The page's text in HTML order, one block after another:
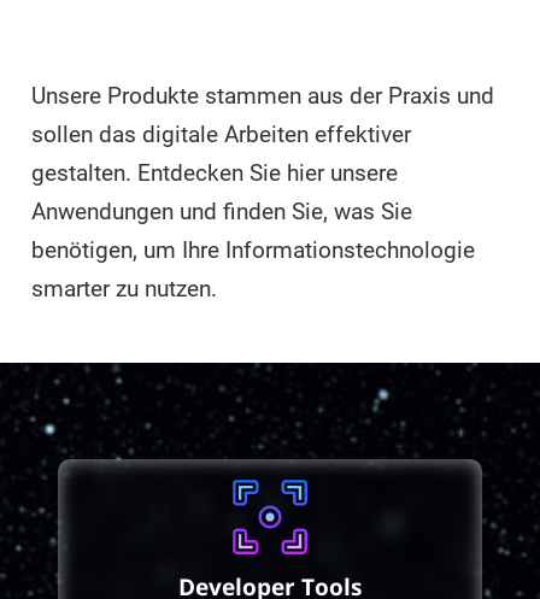
Unsere Produkte stammen aus der Praxis und
sollen das digitale Arbeiten effektiver
gestalten. Entdecken Sie hier unsere
Anwendungen und finden Sie, was Sie
benötigen, um Ihre Informationstechnologie
smarter zu nutzen.
Developer Tools